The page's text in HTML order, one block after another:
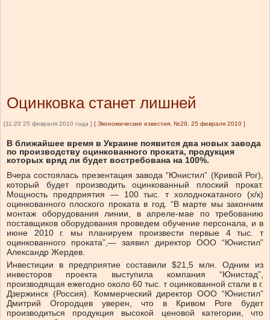
Оцинковка станет лишней
[11:20 25 февраля 2010 года ] [ Экономические известия, №29, 25 февраля 2010 ]
В ближайшее время в Украине появится два новых завода
по производству оцинкованного проката, продукция
которых вряд ли будет востребована на 100%.
Вчера состоялась презентация завода “Юнистил” (Кривой Рог),
который будет производить оцинкованный плоский прокат.
Мощность предприятия — 100 тыс. т холоднокатаного (х/к)
оцинкованного плоского проката в год. “В марте мы закончим
монтаж оборудования линии, в апреле-мае по требованию
поставщиков оборудования проведем обучение персонала, и в
июне 2010 г. мы планируем произвести первые 4 тыс. т
оцинкованного проката”,— заявил директор ООО “Юнистил”
Александр Жердев.
Инвестиции в предприятие составили $21,5 млн. Одним из
инвесторов проекта выступила компания “Юнистад”,
производящая ежегодно около 60 тыс. т оцинкованной стали в г.
Дзержинск (Россия). Коммерческий директор ООО “Юнистил”
Дмитрий Огородцев уверен, что в Кривом Роге будет
производиться продукция высокой ценовой категории, что